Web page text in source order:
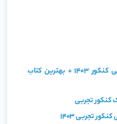
بهترین منابع شیمی کنکور 1403 + بهترین کتاب
کنکور تجربی
تجربی 1403